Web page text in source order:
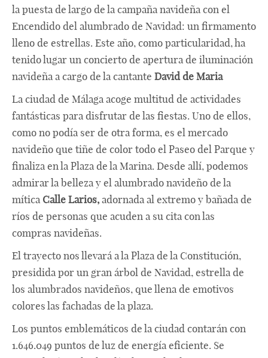
la puesta de largo de la campaña navideña con el
Encendido del alumbrado de Navidad: un firmamento
lleno de estrellas. Este año, como particularidad, ha
tenido lugar un concierto de apertura de iluminación
navideña a cargo de la cantante David de Maria
La ciudad de Málaga acoge multitud de actividades
fantásticas para disfrutar de las fiestas. Uno de ellos,
como no podía ser de otra forma, es el mercado
navideño que tiñe de color todo el Paseo del Parque y
finaliza en la Plaza de la Marina. Desde allí, podemos
admirar la belleza y el alumbrado navideño de la
mítica Calle Larios,adornada al extremo y bañada de
ríos de personas que acuden a su cita con las
compras navideñas.
El trayecto nos llevará a la Plaza de la Constitución,
presidida por un gran árbol de Navidad, estrella de
los alumbrados navideños, que llena de emotivos
colores las fachadas de la plaza.
Los puntos emblemáticos de la ciudad contarán con
1.646.049 puntos de luz de energía eficiente. Se